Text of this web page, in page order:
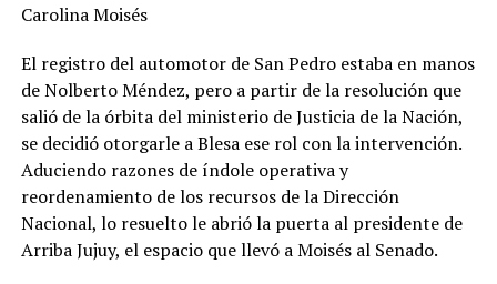
Carolina Moisés
El registro del automotor de San Pedro estaba en manos
de Nolberto Méndez, pero a partir de la resolución que
salió de la órbita del ministerio de Justicia de la Nación,
se decidió otorgarle a Blesa ese rol con la intervención.
Aduciendo razones de índole operativa y
reordenamiento de los recursos de la Dirección
Nacional, lo resuelto le abrió la puerta al presidente de
Arriba Jujuy, el espacio que llevó a Moisés al Senado.